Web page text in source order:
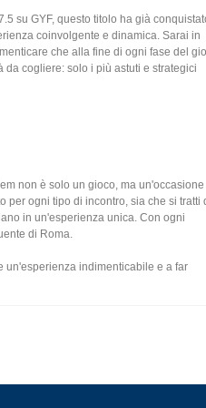
su GYF, questo titolo ha già
coinvolgente e dinamica. Sarai in
che alla fine di ogni fase del
cogliere: solo i più astuti e strategici
non è solo un gioco, ma un'occasione
per ogni tipo di incontro, sia che si tratti
in un'esperienza unica. Con ogni
di Roma.
un'esperienza indimenticabile e a far